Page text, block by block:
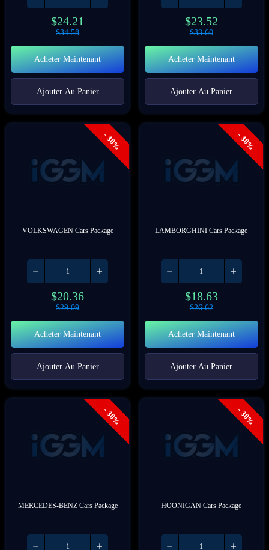
$24.21
$34.58
Acheter Maintenant
Ajouter Au Panier
$23.52
$33.60
Acheter Maintenant
Ajouter Au Panier
- 30%
VOLKSWAGEN Cars Package
$20.36
$29.09
Acheter Maintenant
Ajouter Au Panier
- 30%
LAMBORGHINI Cars Package
$18.63
$26.62
Acheter Maintenant
Ajouter Au Panier
- 30%
MERCEDES-BENZ Cars Package
- 30%
HOONIGAN Cars Package